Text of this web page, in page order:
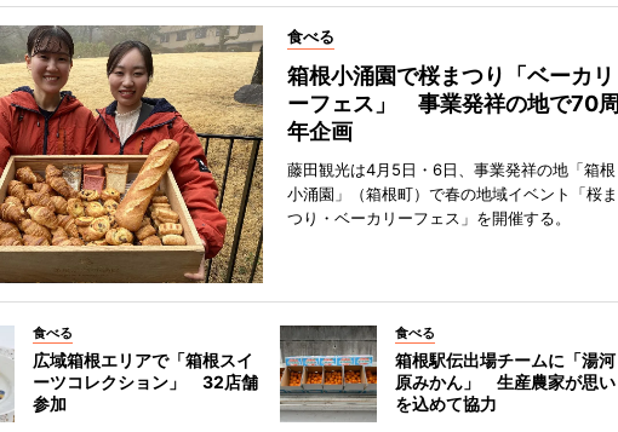
食べる
箱根小涌園で桜まつり「ベーカリ
ーフェス」 事業発祥の地で70周
年企画
藤田観光は4月5日・6日、事業発祥の地「箱根
小涌園」（箱根町）で春の地域イベント「桜ま
つり・ベーカリーフェス」を開催する。
食べる
広域箱根エリアで「箱根スイ
ーツコレクション」 32店舗
参加
食べる
箱根駅伝出場チームに「湯河
原みかん」 生産農家が思い
を込めて協力